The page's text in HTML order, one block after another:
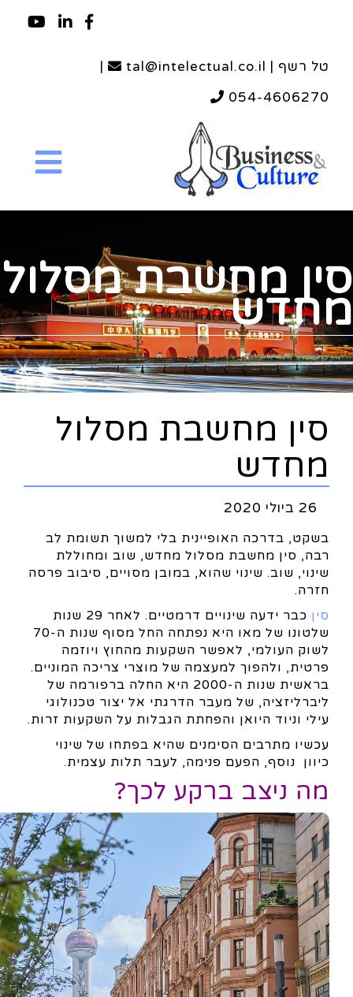
טל רשף | tal@intelectual.co.il
|
054-4606270
סין מחשבת מסלול
מחדש
סין מחשבת מסלול
מחדש
26 ביולי 2020
בשקט, בדרכה האופיינית בלי למשוך תשומת לב
רבה, סין מחשבת מסלול מחדש, שוב ומחוללת
שינוי, שוב. שינוי שהוא, במובן מסויים, סיבוב פרסה
חזרה.
סין
כבר ידעה שינויים דרמטיים. לאחר 29 שנות
שלטונו של מאו היא נפתחה החל מסוף שנות ה-70
לשוק העולמי, לאפשר השקעות מהחוץ ויוזמה
פרטית, ולהפוך למעצמה של מוצרי צריכה המוניים.
בראשית שנות ה-2000 היא החלה ברפורמה של
ליברליזציה, של מעבר הדרגתי אל יצור טכנולוגי
עילי וניוד היואן והפחתת הגבלות על השקעות זרות.
עכשיו מתרבים הסימנים שהיא בפתחו של שינוי
כיוון נוסף, הפעם פנימה, לעבר תלות עצמית.
מה ניצב ברקע לכך?